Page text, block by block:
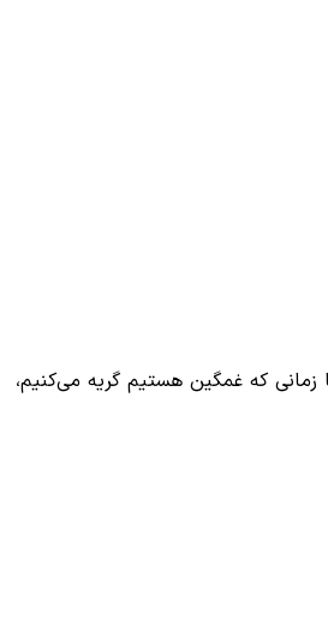
که غمگین هستیم گریه می‌کنیم،